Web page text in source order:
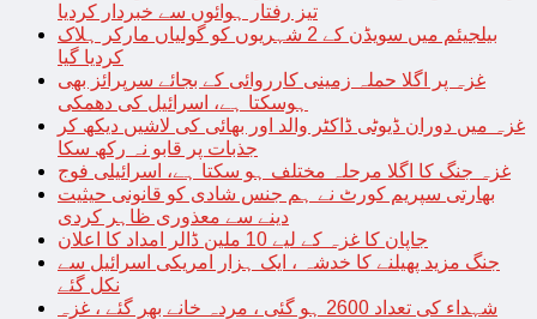
تیز رفتار ہوائوں سے خبردار کردیا
بیلجیئم میں سویڈن کے 2 شہریوں کو گولیاں مارکر ہلاک
کردیا گیا
غزہ پر اگلا حملہ زمینی کارروائی کے بجائے سرپرائز بھی
ہوسکتا ہے، اسرائیل کی دھمکی
غزہ میں دوران ڈیوٹی ڈاکٹر والد اور بھائی کی لاشیں دیکھ کر
جذبات پر قابو نہ رکھ سکا
غزہ جنگ کا اگلا مرحلہ مختلف ہو سکتا ہے، اسرائیلی فوج
بھارتی سپریم کورٹ نے ہم جنس شادی کو قانونی حیثیت
دینے سے معذوری ظاہر کردی
جاپان کا غزہ کے لیے 10 ملین ڈالر امداد کا اعلان
جنگ مزید پھیلنے کا خدشہ ، ایک ہزار امریکی اسرائیل سے
نکل گئے
شہداء کی تعداد 2600 ہو گئی ، مردہ خانے بھر گئے ، غزہ